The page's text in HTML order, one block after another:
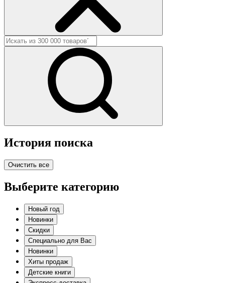
История поиска
Очистить все
Выберите категорию
Новый год
Новинки
Скидки
Специально для Вас
Новинки
Хиты продаж
Детские книги